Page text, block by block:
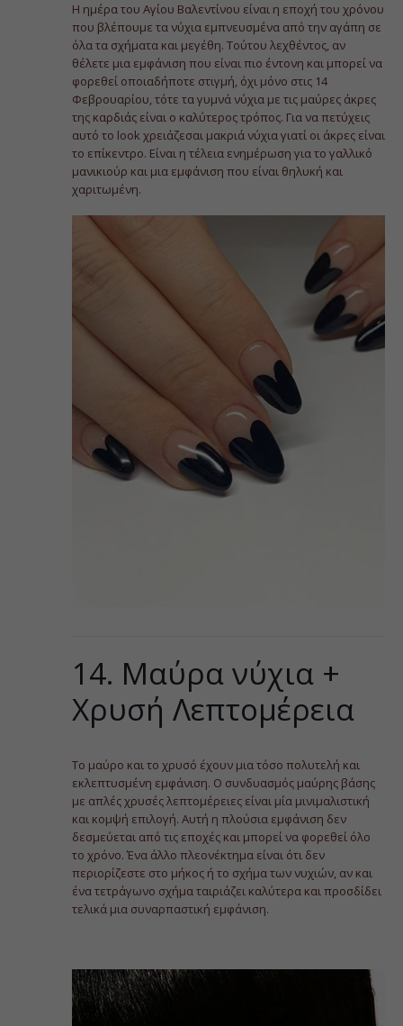
Η ημέρα του Αγίου Βαλεντίνου είναι η εποχή του χρόνου
που βλέπουμε τα νύχια εμπνευσμένα από την αγάπη σε
όλα τα σχήματα και μεγέθη. Τούτου λεχθέντος, αν
θέλετε μια εμφάνιση που είναι πιο έντονη και μπορεί να
φορεθεί οποιαδήποτε στιγμή, όχι μόνο στις 14
Φεβρουαρίου, τότε τα γυμνά νύχια με τις μαύρες άκρες
της καρδιάς είναι ο καλύτερος τρόπος. Για να πετύχεις
αυτό το look χρειάζεσαι μακριά νύχια γιατί οι άκρες είναι
το επίκεντρο. Είναι η τέλεια ενημέρωση για το γαλλικό
μανικιούρ και μια εμφάνιση που είναι θηλυκή και
χαριτωμένη.
14. Μαύρα νύχια +
Χρυσή Λεπτομέρεια
Το μαύρο και το χρυσό έχουν μια τόσο πολυτελή και
εκλεπτυσμένη εμφάνιση. Ο συνδυασμός μαύρης βάσης
με απλές χρυσές λεπτομέρειες είναι μία μινιμαλιστική
και κομψή επιλογή. Αυτή η πλούσια εμφάνιση δεν
δεσμεύεται από τις εποχές και μπορεί να φορεθεί όλο
το χρόνο. Ένα άλλο πλεονέκτημα είναι ότι δεν
περιορίζεστε στο μήκος ή το σχήμα των νυχιών, αν και
ένα τετράγωνο σχήμα ταιριάζει καλύτερα και προσδίδει
τελικά μια συναρπαστική εμφάνιση.